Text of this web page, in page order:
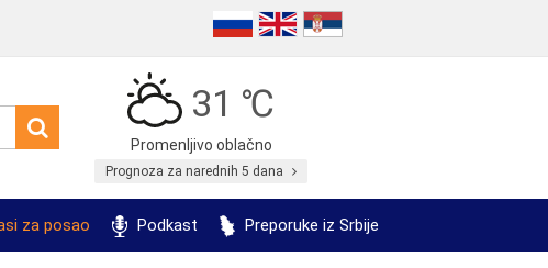
31 ℃
Promenljivo oblačno
Prognoza za narednih 5 dana
za posao Podkast Preporuke iz Srbije